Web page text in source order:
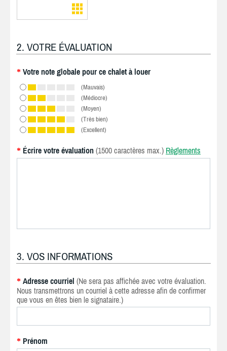
2. VOTRE ÉVALUATION
* Votre note globale pour ce chalet à louer
(Mauvais)
(Médiocre)
(Moyen)
(Très bien)
(Excellent)
* Écrire votre évaluation (1500 caractères max.) Règlements
3. VOS INFORMATIONS
* Adresse courriel (Ne sera pas affichée avec votre évaluation.
Nous transmettrons un courriel à cette adresse afin de confirmer
que vous en êtes bien le signataire.)
* Prénom